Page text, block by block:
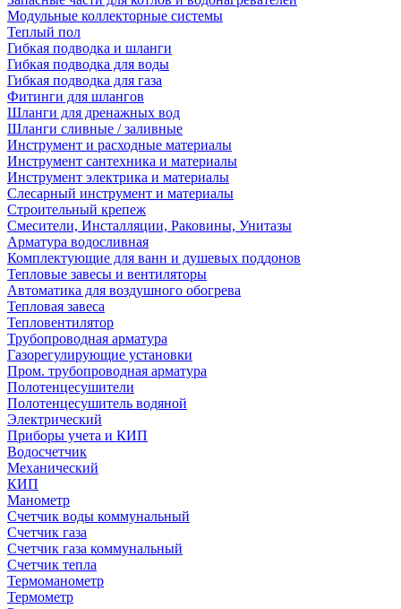
Модульные коллекторные системы
Теплый пол
Гибкая подводка и шланги
Гибкая подводка для воды
Гибкая подводка для газа
Фитинги для шлангов
Шланги для дренажных вод
Шланги сливные / заливные
Инструмент и расходные материалы
Инструмент сантехника и материалы
Инструмент электрика и материалы
Слесарный инструмент и материалы
Строительный крепеж
Смесители, Инсталляции, Раковины, Унитазы
Арматура водосливная
Комплектующие для ванн и душевых поддонов
Тепловые завесы и вентиляторы
Автоматика для воздушного обогрева
Тепловая завеса
Тепловентилятор
Трубопроводная арматура
Газорегулирующие установки
Пром. трубопроводная арматура
Полотенцесушители
Полотенцесушитель водяной
Электрический
Приборы учета и КИП
Водосчетчик
Механический
КИП
Манометр
Счетчик воды коммунальный
Счетчик газа
Счетчик газа коммунальный
Счетчик тепла
Термоманометр
Термометр